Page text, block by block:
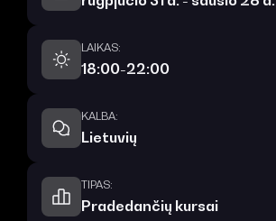
LAIKAS:
18:00-22:00
KALBA:
Lietuvių
TIPAS:
Pradedančių kursai